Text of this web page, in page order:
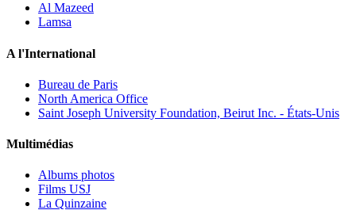
Al Mazeed
Lamsa
A l'International
Bureau de Paris
North America Office
Saint Joseph University Foundation, Beirut Inc. - États-Unis
Multimédias
Albums photos
Films USJ
La Quinzaine